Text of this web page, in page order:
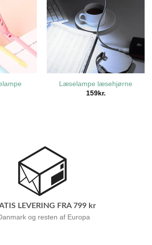
Læselampe læsehjørne
159kr.
LEVERING FRA 799 kr
og resten af Europa